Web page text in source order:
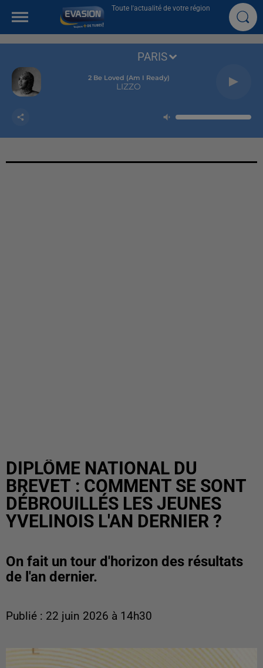
Toute l'actualité de votre région
2 Be Loved (am I Ready)
LIZZO
PARIS
DIPLÔME NATIONAL DU
BREVET : COMMENT SE SONT
DÉBROUILLÉS LES JEUNES
YVELINOIS L'AN DERNIER ?
On fait un tour d'horizon des résultats
de l'an dernier.
Publié : 22 juin 2026 à 14h30